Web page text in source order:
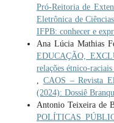
Pró-Reitoria de
Eletrônica de
IFPB: conhecer e
Ana Lúcia Mathias
EDUCAÇÃO,
relações étnico-
CAOS – Revista
(2024): Dossiê
Antonio Teixeira de
POLÍTICAS